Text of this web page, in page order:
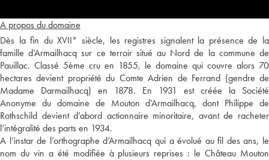
A propos du domaine
Dès la fin du XVII° siècle, les registres signalent la présence de la
famille d’Armailhacq sur ce terroir situé au Nord de la commune de
Pauillac. Classé 5ème cru en 1855, le domaine qui couvre alors 70
hectares devient propriété du Comte Adrien de Ferrand (gendre de
Madame Darmailhacq) en 1878. En 1931 est créée la Société
Anonyme du domaine de Mouton d’Armailhacq, dont Philippe de
Rothschild devient d’abord actionnaire minoritaire, avant de racheter
l’intégralité des parts en 1934.
A l’instar de l’orthographe d’Armailhacq qui a évolué au fil des ans, le
nom du vin a été modifiée à plusieurs reprises : le Château Mouton